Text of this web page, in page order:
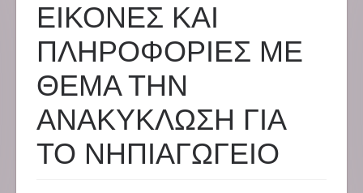
ΕΙΚΟΝΕΣ ΚΑΙ
ΠΛΗΡΟΦΟΡΙΕΣ ΜΕ
ΘΕΜΑ ΤΗΝ
ΑΝΑΚΥΚΛΩΣΗ ΓΙΑ
ΤΟ ΝΗΠΙΑΓΩΓΕΙΟ